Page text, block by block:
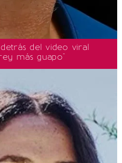
del video viral
más guapo"